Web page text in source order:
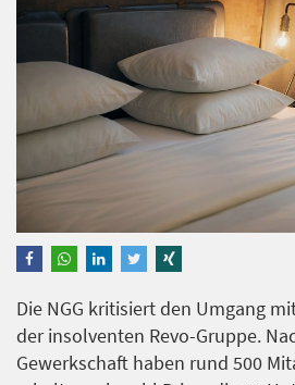
Die NGG kritisiert den Umgang
der insolventen Revo-Gruppe.
Gewerkschaft haben rund 500